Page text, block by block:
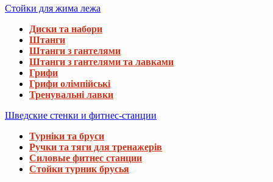
Стойки для жима лежа
Диски та набори
Штанги
Штанги з гантелями
Штанги з гантелями та лавками
Грифи
Грифи олімпійські
Тренувальні лавки
Шведские стенки и фитнес-станции
Турніки та бруси
Ручки та тяги для тренажерів
Силовые фитнес станции
Стойки турник брусья